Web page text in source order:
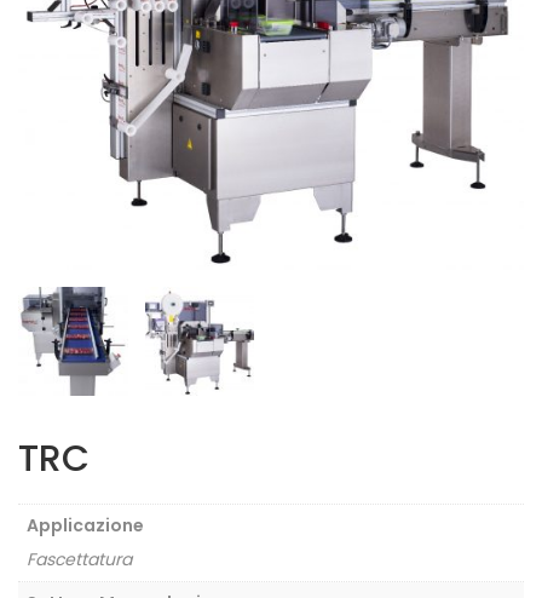
TRC
Applicazione
Fascettatura